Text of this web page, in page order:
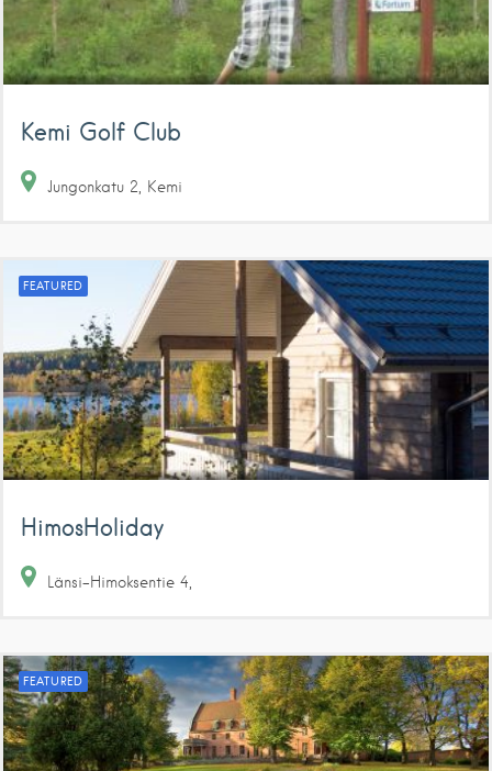
Kemi Golf Club
Jungonkatu 2 Kemi
FEATURED
HimosHoliday
Länsi-Himoksentie 4
FEATURED